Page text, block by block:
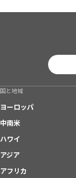
国と地域
ヨーロッパ
中南米
ハワイ
アジア
アフリカ